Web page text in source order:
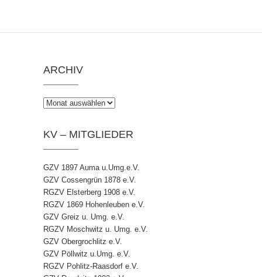
ARCHIV
Archiv
KV – MITGLIEDER
GZV 1897 Auma u.Umg.e.V.
GZV Cossengrün 1878 e.V.
RGZV Elsterberg 1908 e.V.
RGZV 1869 Hohenleuben e.V.
GZV Greiz u. Umg. e.V.
RGZV Moschwitz u. Umg. e.V.
GZV Obergrochlitz e.V.
GZV Pöllwitz u.Umg. e.V.
RGZV Pohlitz-Raasdorf e.V.